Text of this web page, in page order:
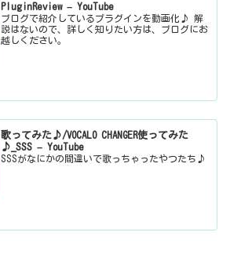
PluginReview – YouTube
ブログで紹介しているプラグインを動画化♪ 解
説はないので、詳しく知りたい方は、ブログにお
越しください。
歌ってみた♪/VOCALO CHANGER使ってみた
♪_SSS – YouTube
SSSがなにかの間違いで歌っちゃったやつたち♪